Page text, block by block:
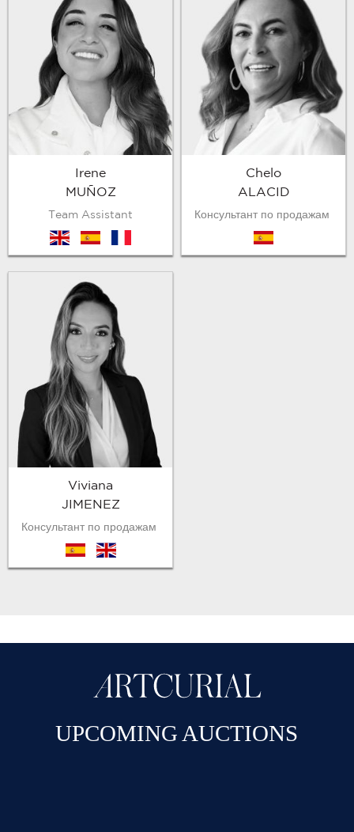
Irene
MUÑOZ
Team Assistant
en es
Chelo
ALACID
Консультант по продажам
es
Viviana
JIMENEZ
Консультант по продажам
es en
UPCOMING AUCTIONS